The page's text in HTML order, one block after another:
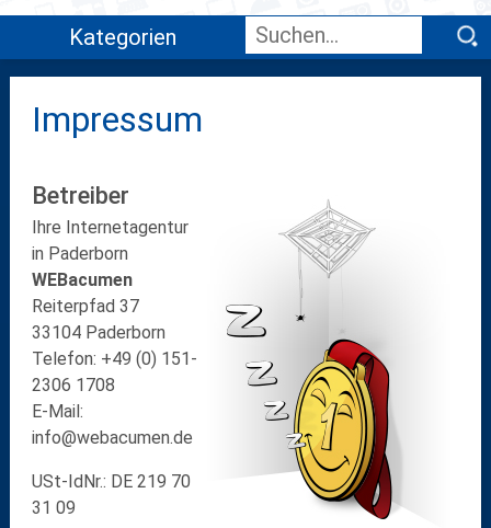
Kategorien
Impressum
Betreiber
Ihre Internetagentur
in Paderborn
WEBacumen
Reiterpfad 37
33104 Paderborn
Telefon: +49 (0) 151-
2306 1708
E-Mail:
info@webacumen.de
USt-IdNr.: DE 219 70
31 09